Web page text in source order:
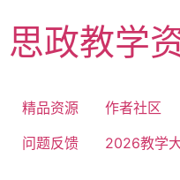
content
思政教学
精品资源 作者社区
问题反馈
2026教学